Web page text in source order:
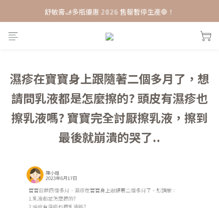
每月打卡📱賺自己的購物金💰
舒敏膏🫸多瓶優惠 𝟚𝟘𝟚𝟞 售罄暫停生產🛑！
單品𝟟 折起 ★ 𝟚𝟘𝟚𝟞接軌歐盟粧品★改版前會員特惠價
濕疹在寶寶身上跟隨著二個多月了，想
請問乳液都是怎麼擦的? 頭皮有濕疹也
擦乳液嗎? 寶寶完全討厭擦乳液，擦到
最後就崩潰的哭了..